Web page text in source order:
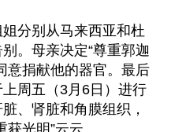
分别从马来西亚和杜
。母亲决定“尊重郭迦
意捐献他的器官。最后
周五（3月6日）进行
、肾脏和角膜组织，
光明”云云。